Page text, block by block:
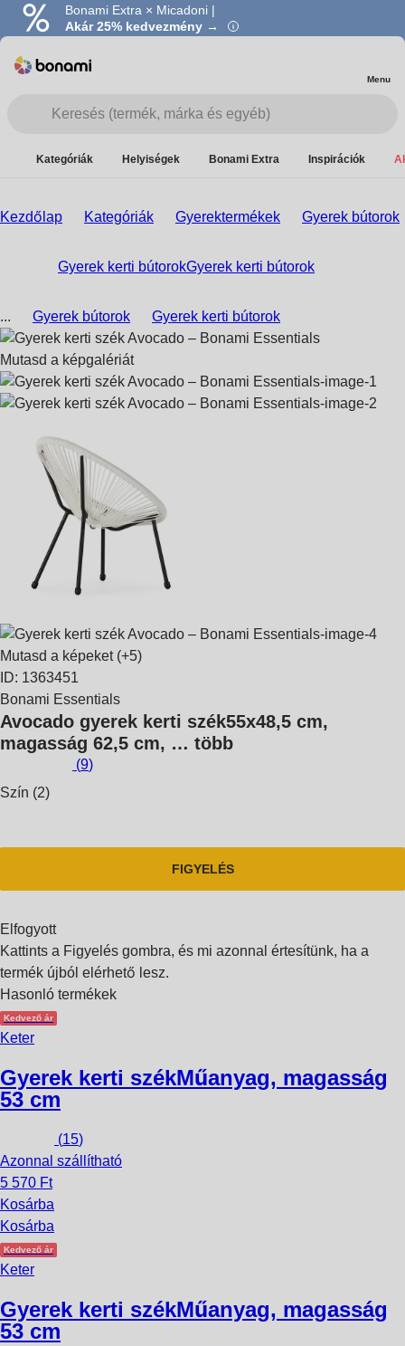
Bonami Extra × Micadoni |
Akár 25% kedvezmény →
Menu
Kategóriák Helyiségek Bonami Extra Inspirációk
Kezdőlap Kategóriák Gyerektermékek Gyerek bútorok
Gyerek kerti bútorokGyerek kerti bútorok
... Gyerek bútorok Gyerek kerti bútorok
Mutasd a képgalériát
Mutasd a képeket(+5)
ID: 1363451
Bonami Essentials
Avocado gyerek kerti szék55x48,5 cm,
magasság 62,5 cm, … több
(9)
Szín (2)
FIGYELÉS
Elfogyott
Kattints a Figyelés gombra, és mi azonnal értesítünk, ha a
termék újból elérhető lesz.
Hasonló termékek
Kedvező ár
Keter
Gyerek kerti székMűanyag, magasság
53 cm
(15)
Azonnal szállítható
5 570 Ft
Kosárba
Kosárba
Kedvező ár
Keter
Gyerek kerti székMűanyag, magasság
53 cm